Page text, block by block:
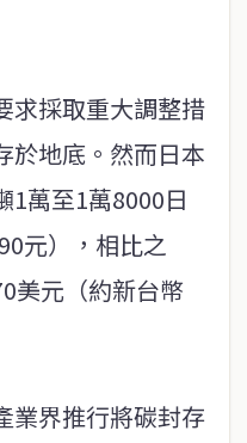
求採取重大調整措
於地底。然而日本
1萬至1萬8000日
元），相比之
美元（約新台幣
業界推行將碳封存